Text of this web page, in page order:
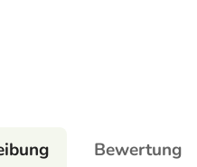
Bewertung